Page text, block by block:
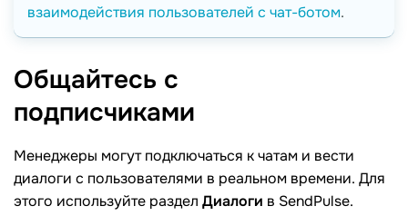
взаимодействия пользователей с чат-ботом.
Общайтесь с
подписчиками
Менеджеры могут подключаться к чатам и вести
диалоги с пользователями в реальном времени. Для
этого используйте раздел Диалоги в SendPulse.